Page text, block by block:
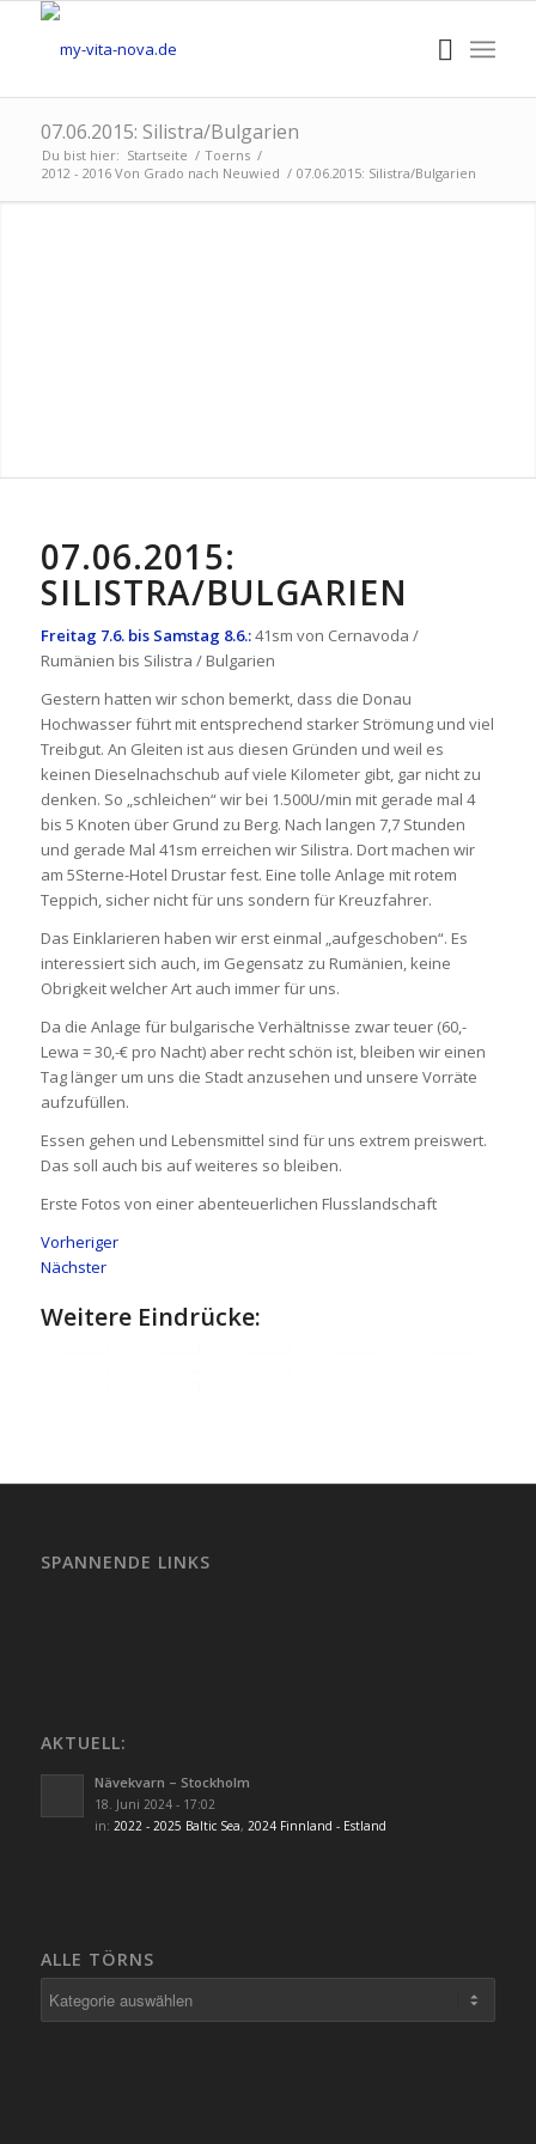
07.06.2015: Silistra/Bulgarien
Du bist hier: Startseite / Toerns /
2012 - 2016 Von Grado nach Neuwied / 07.06.2015: Silistra/Bulgarien
07.06.2015:
SILISTRA/BULGARIEN
Freitag 7.6. bis Samstag 8.6.:41sm von Cernavoda /
Rumänien bis Silistra / Bulgarien
Gestern hatten wir schon bemerkt, dass die Donau
Hochwasser führt mit entsprechend starker Strömung und viel
Treibgut. An Gleiten ist aus diesen Gründen und weil es
keinen Dieselnachschub auf viele Kilometer gibt, gar nicht zu
denken. So „schleichen“ wir bei 1.500U/min mit gerade mal 4
bis 5 Knoten über Grund zu Berg. Nach langen 7,7 Stunden
und gerade Mal 41sm erreichen wir Silistra. Dort machen wir
am 5Sterne-Hotel Drustar fest. Eine tolle Anlage mit rotem
Teppich, sicher nicht für uns sondern für Kreuzfahrer.
Das Einklarieren haben wir erst einmal „aufgeschoben“. Es
interessiert sich auch, im Gegensatz zu Rumänien, keine
Obrigkeit welcher Art auch immer für uns.
Da die Anlage für bulgarische Verhältnisse zwar teuer (60,-
Lewa = 30,-€ pro Nacht) aber recht schön ist, bleiben wir einen
Tag länger um uns die Stadt anzusehen und unsere Vorräte
aufzufüllen.
Essen gehen und Lebensmittel sind für uns extrem preiswert.
Das soll auch bis auf weiteres so bleiben.
Erste Fotos von einer abenteuerlichen Flusslandschaft
Vorheriger
Nächster
Weitere Eindrücke:
SPANNENDE LINKS
AKTUELL:
Nävekvarn – Stockholm
18. Juni 2024 - 17:02
in: 2022 - 2025 Baltic Sea, 2024 Finnland - Estland
ALLE TÖRNS